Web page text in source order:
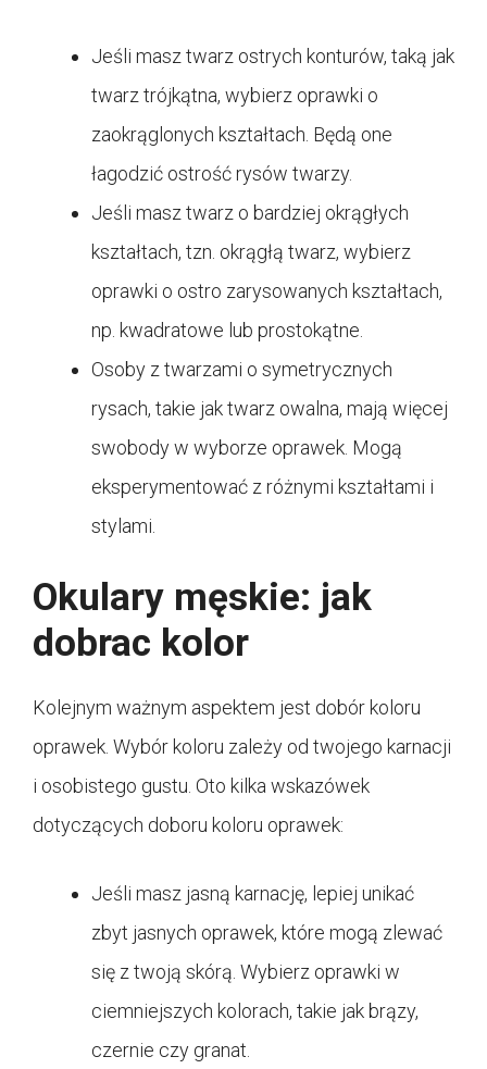
Jeśli masz twarz ostrych konturów, taką jak
twarz trójkątna, wybierz oprawki o
zaokrąglonych kształtach. Będą one
łagodzić ostrość rysów twarzy.
Jeśli masz twarz o bardziej okrągłych
kształtach, tzn. okrągłą twarz, wybierz
oprawki o ostro zarysowanych kształtach,
np. kwadratowe lub prostokątne.
Osoby z twarzami o symetrycznych
rysach, takie jak twarz owalna, mają więcej
swobody w wyborze oprawek. Mogą
eksperymentować z różnymi kształtami i
stylami.
Okulary męskie: jak
dobrac kolor
Kolejnym ważnym aspektem jest dobór koloru
oprawek. Wybór koloru zależy od twojego karnacji
i osobistego gustu. Oto kilka wskazówek
dotyczących doboru koloru oprawek:
Jeśli masz jasną karnację, lepiej unikać
zbyt jasnych oprawek, które mogą zlewać
się z twoją skórą. Wybierz oprawki w
ciemniejszych kolorach, takie jak brązy,
czernie czy granat.